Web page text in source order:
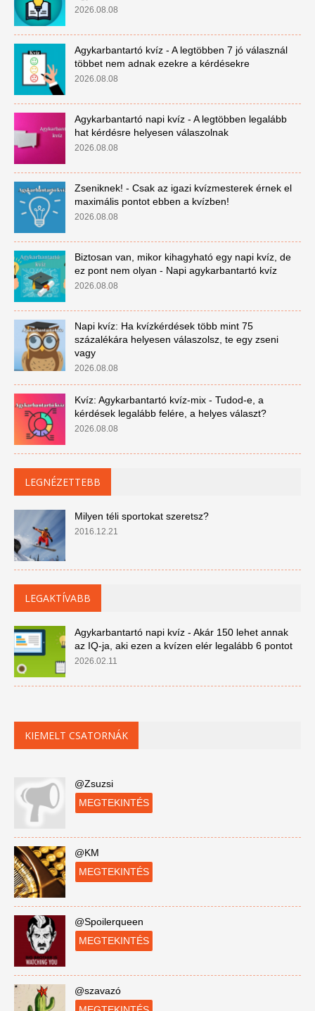
2026.08.08
Agykarbantartó kvíz - A legtöbben 7 jó válasznál
többet nem adnak ezekre a kérdésekre
2026.08.08
Agykarbantartó napi kvíz - A legtöbben legalább
hat kérdésre helyesen válaszolnak
2026.08.08
Zseniknek! - Csak az igazi kvízmesterek érnek el
maximális pontot ebben a kvízben!
2026.08.08
Biztosan van, mikor kihagyható egy napi kvíz, de
ez pont nem olyan - Napi agykarbantartó kvíz
2026.08.08
Napi kvíz: Ha kvízkérdések több mint 75
százalékára helyesen válaszolsz, te egy zseni
vagy
2026.08.08
Kvíz: Agykarbantartó kvíz-mix - Tudod-e, a
kérdések legalább felére, a helyes választ?
2026.08.08
LEGNÉZETTEBB
Milyen téli sportokat szeretsz?
2016.12.21
LEGAKTÍVABB
Agykarbantartó napi kvíz - Akár 150 lehet annak
az IQ-ja, aki ezen a kvízen elér legalább 6 pontot
2026.02.11
KIEMELT CSATORNÁK
@Zsuzsi
MEGTEKINTÉS
@KM
MEGTEKINTÉS
@Spoilerqueen
MEGTEKINTÉS
@szavazó